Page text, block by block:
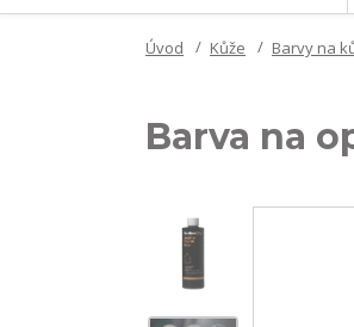
Úvod Kůže Barvy na
Barva na